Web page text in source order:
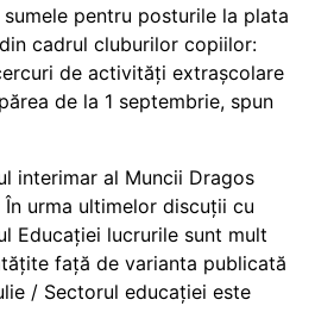
pentru posturile la plata
cadrul cluburilor copiilor:
de activități extrașcolare
de la 1 septembrie, spun
interimar al Muncii Dragos
În urma ultimelor discuții cu
Educației lucrurile sunt mult
față de varianta publicată
/ Sectorul educației este